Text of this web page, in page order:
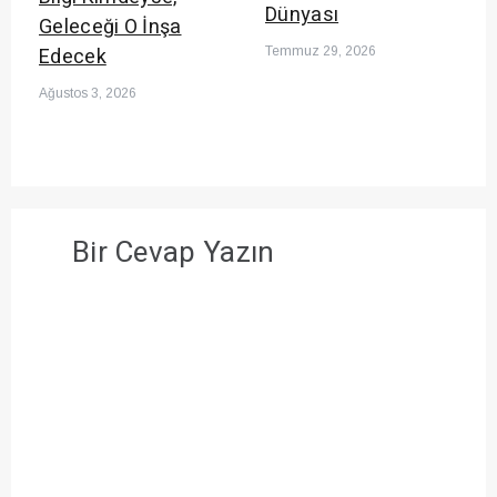
Geleceği O İnşa
Edecek
Ağustos 3, 2026
Dünyası
Temmuz 29, 2026
Bir Cevap Yazın